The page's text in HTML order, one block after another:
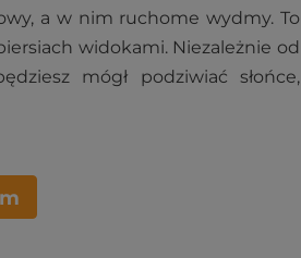
a w nim ruchome wydmy. To
widokami. Niezależnie od
mógł podziwiać słońce,